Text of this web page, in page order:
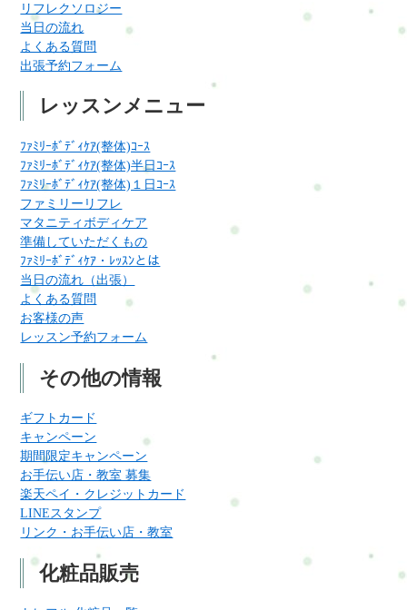
リフレクソロジー
当日の流れ
よくある質問
出張予約フォーム
レッスンメニュー
ﾌｧﾐﾘｰﾎﾞﾃﾞｨｹｱ(整体)ｺｰｽ
ﾌｧﾐﾘｰﾎﾞﾃﾞｨｹｱ(整体)半日ｺｰｽ
ﾌｧﾐﾘｰﾎﾞﾃﾞｨｹｱ(整体)１日ｺｰｽ
ファミリーリフレ
マタニティボディケア
準備していただくもの
ﾌｧﾐﾘｰﾎﾞﾃﾞｨｹｱ・ﾚｯｽﾝとは
当日の流れ（出張）
よくある質問
お客様の声
レッスン予約フォーム
その他の情報
ギフトカード
キャンペーン
期間限定キャンペーン
お手伝い店・教室 募集
楽天ペイ・クレジットカード
LINEスタンプ
リンク・お手伝い店・教室
化粧品販売